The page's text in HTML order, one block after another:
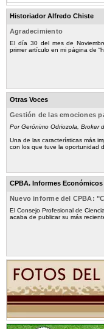
Historiador Alfredo Chiste
Agradecimiento
El día 30 del mes de
primer artículo en mi página de
Otras Voces
Gestión de las emociones
Por Gerónimo Odriozola, Broker
Una de las características más
con los que tuve la oportunidad
CPBA. Informes Económicos
Nuevo informe del CPBA:
El Consejo Profesional de
acaba de publicar su más